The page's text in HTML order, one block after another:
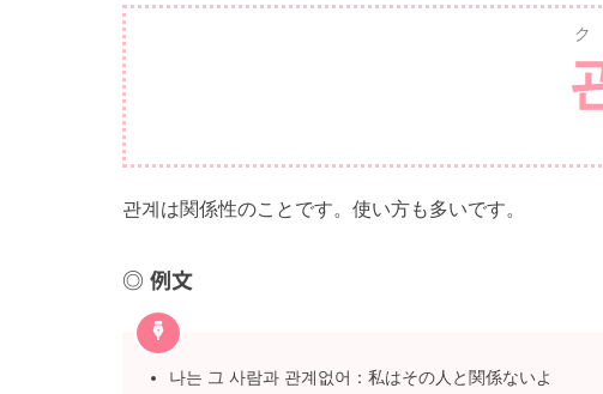
관계は関係性のことです。使い方も多いです。
例文
나는 그 사람과 관계없어：私はその人と関係ないよ